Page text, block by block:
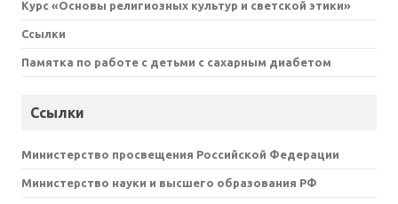
Курс «Основы религиозных культур и светской этики»
Ссылки
Памятка по работе с детьми с сахарным диабетом
Ссылки
Министерство просвещения Российской Федерации
Министерство науки и высшего образования РФ